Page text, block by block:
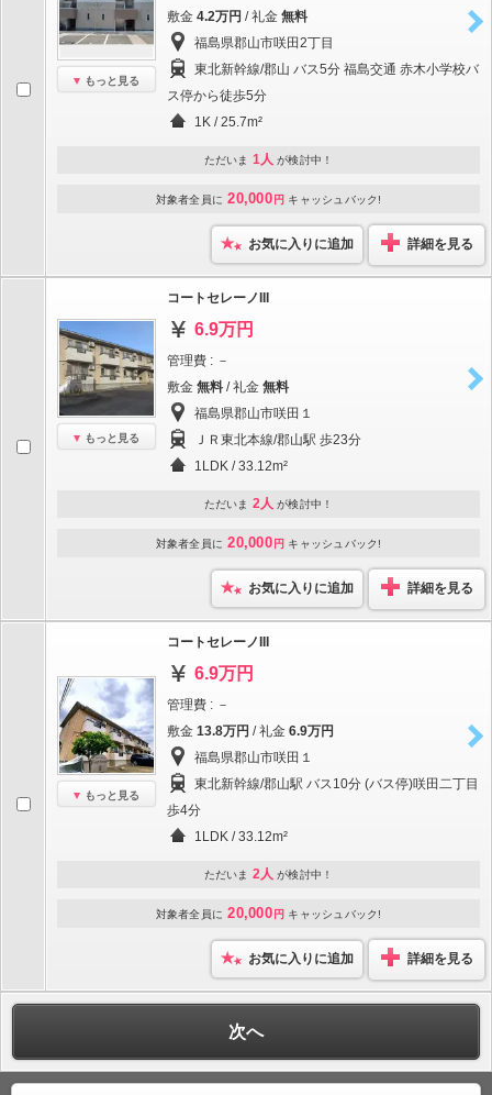
もっと見る
敷金 4.2万円 / 礼金 無料
福島県郡山市咲田2丁目
東北新幹線/郡山 バス5分 福島交通 赤木小学校バ
ス停から徒歩5分
1K / 25.7m²
ただいま 1人 が検討中！
対象者全員に 20,000 円 キャッシュバック!
お気に入りに追加 詳細を見る
もっと見る
コートセレーノIII
6.9万円
管理費 : －
敷金 無料 / 礼金 無料
福島県郡山市咲田１
ＪＲ東北本線/郡山駅 歩23分
1LDK / 33.12m²
ただいま 2人 が検討中！
対象者全員に 20,000 円 キャッシュバック!
お気に入りに追加 詳細を見る
もっと見る
コートセレーノIII
6.9万円
管理費 : －
敷金 13.8万円 / 礼金 6.9万円
福島県郡山市咲田１
東北新幹線/郡山駅 バス10分 (バス停)咲田二丁目
歩4分
1LDK / 33.12m²
ただいま 2人 が検討中！
対象者全員に 20,000 円 キャッシュバック!
お気に入りに追加 詳細を見る
次へ